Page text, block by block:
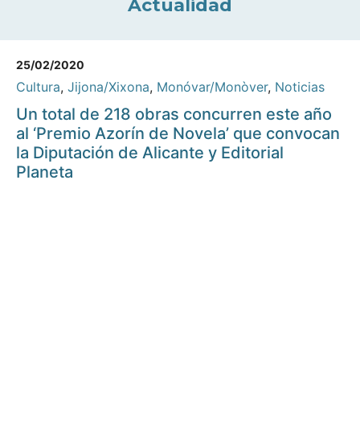
Actualidad
25/02/2020
Cultura, Jijona/Xixona, Monóvar/Monòver, Noticias
Un total de 218 obras concurren este año
al ‘Premio Azorín de Novela’ que convocan
la Diputación de Alicante y Editorial
Planeta